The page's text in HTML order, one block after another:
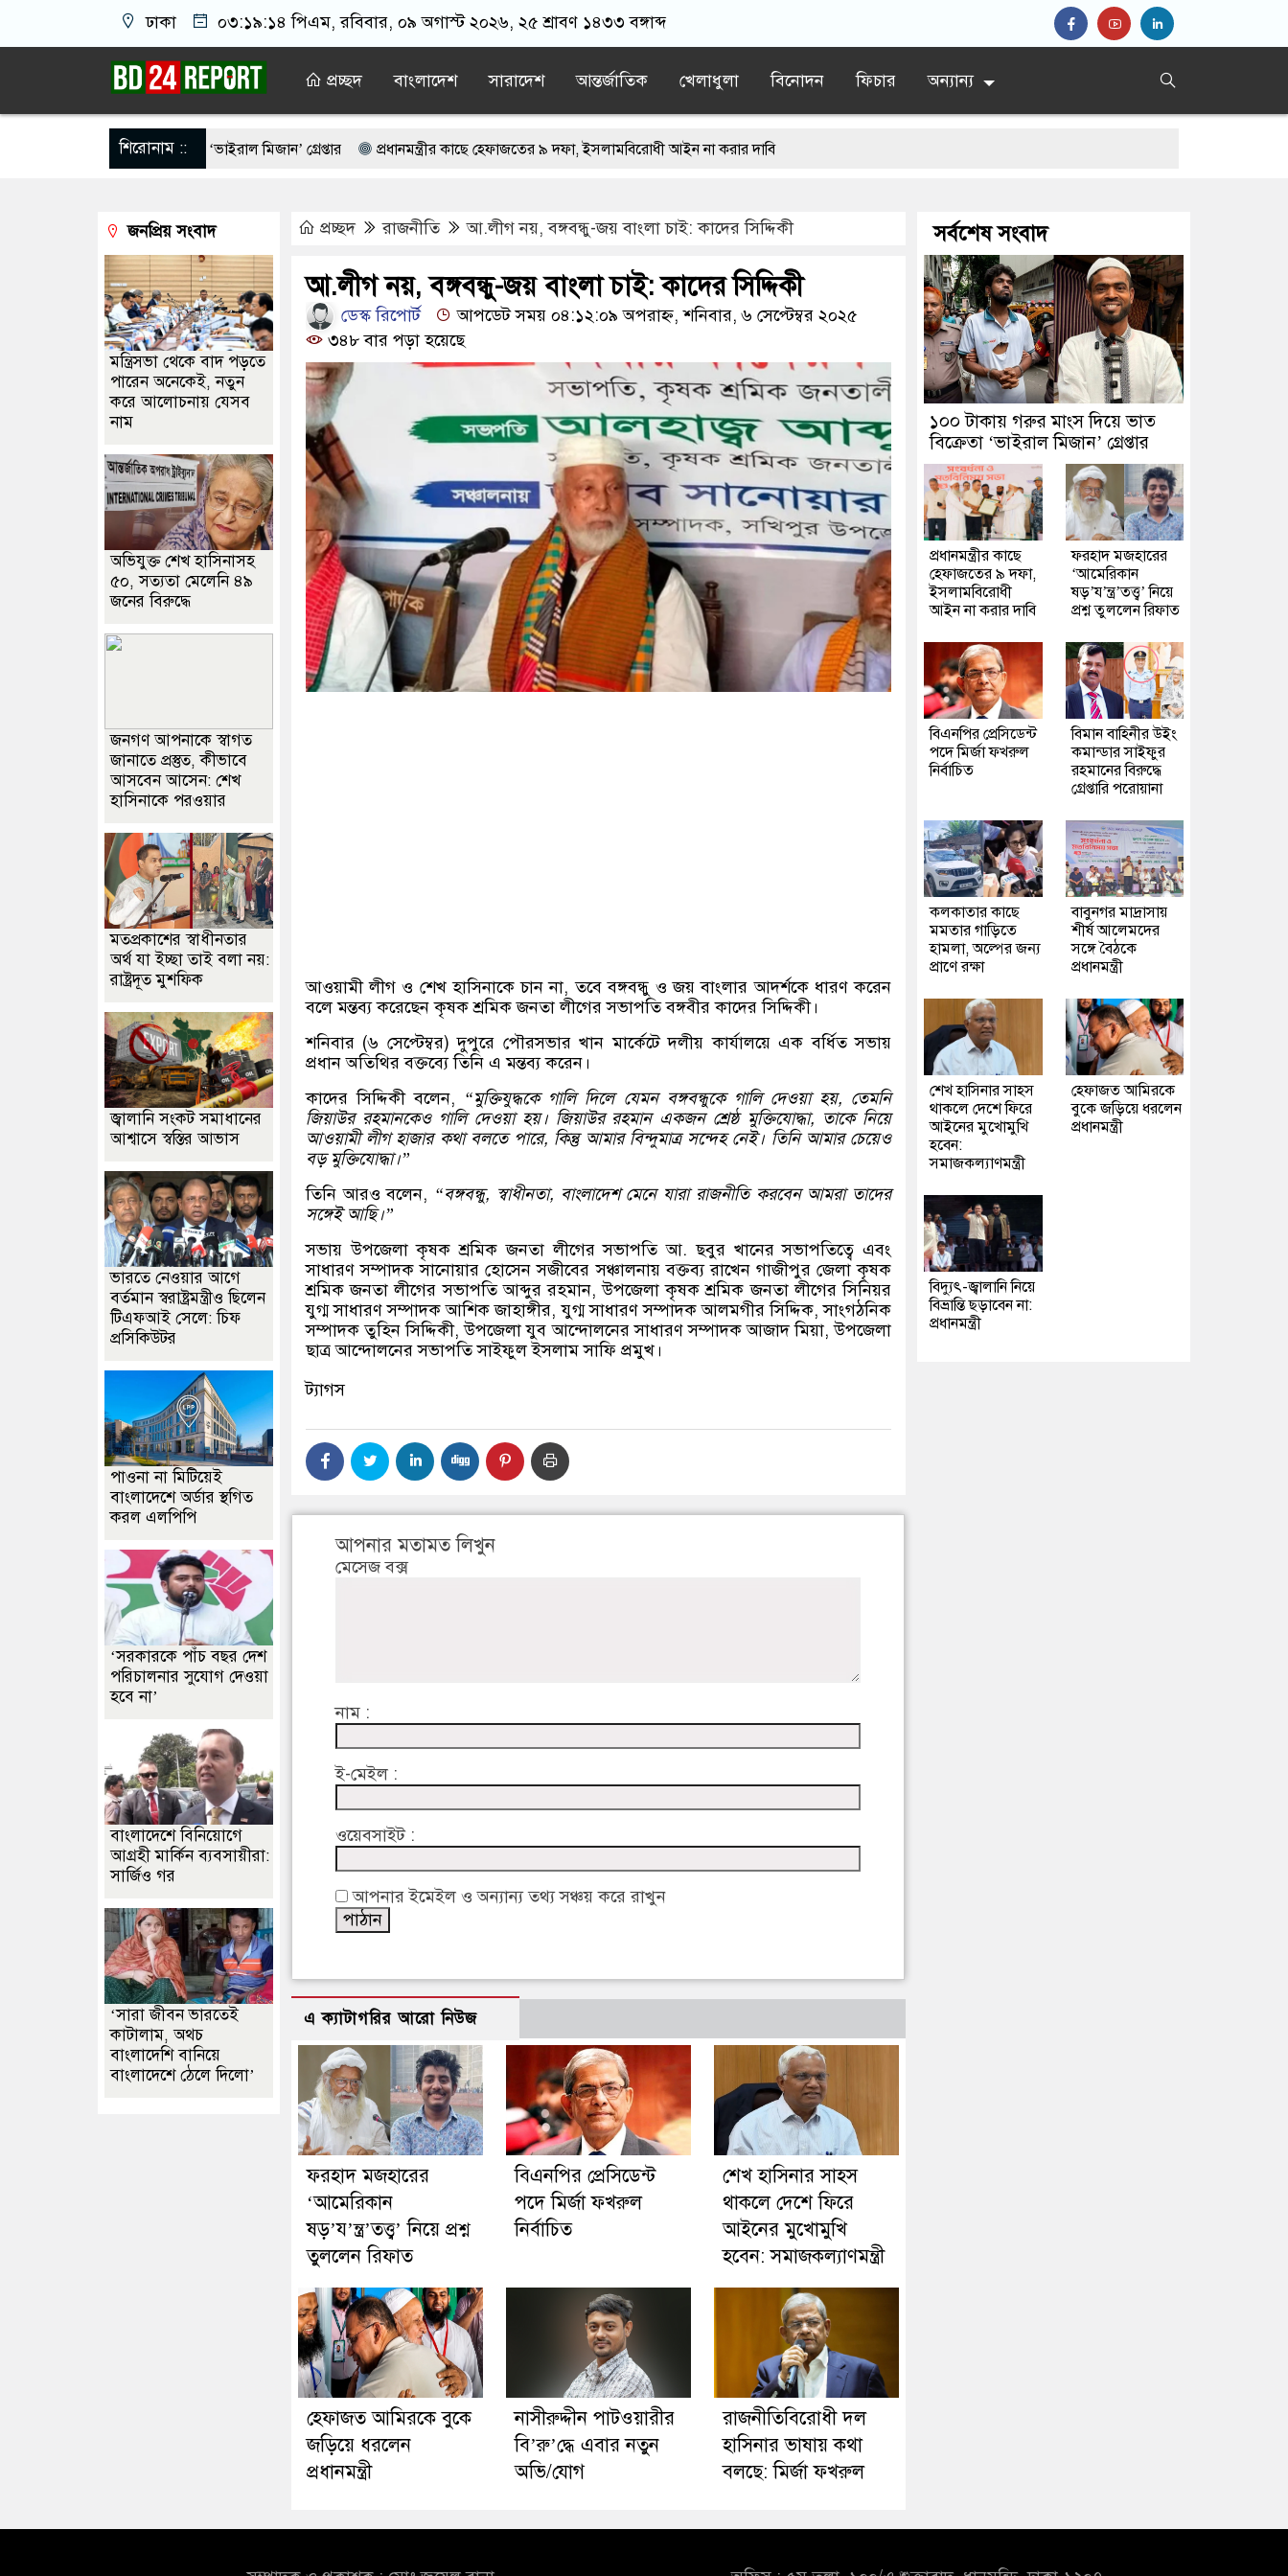
ঢাকা ০৩:১৯:১৫ পিএম, রবিবার, ০৯ অগাস্ট ২০২৬, ২৫ শ্রাবণ ১৪৩৩ বঙ্গাব্দ
প্রচ্ছদ বাংলাদেশ সারাদেশ আন্তর্জাতিক খেলাধুলা বিনোদন ফিচার অন্যান্য
শিরোনাম ::
দিয়ে ভাত বিক্রেতা ‘ভাইরাল মিজান’ গ্রেপ্তার প্রধানমন্ত্রীর কাছে হেফাজতের ৯ দফা, ইসলামবিরোধী আইন না করার দাবি
সাইফুর রহমানের বিরুদ্ধে গ্রেপ্তারি পরোয়ানা কলকাতার কাছে মমতার গাড়িতে হামলা, অল্পের জন্য প্রাণে রক্ষা
আলেমদের সঙ্গে বৈঠকে প্রধানমন্ত্রী শেখ হাসিনার সাহস থাকলে দেশে ফিরে আইনের মুখোমুখি হবেন: সমাজকল্যাণমন্ত্রী
জড়িয়ে ধরলেন প্রধানমন্ত্রী বিদ্যুৎ-জ্বালানি নিয়ে বিভ্রান্তি ছড়াবেন না: প্রধানমন্ত্রী
প্রচ্ছদ রাজনীতি আ.লীগ নয়, বঙ্গবন্ধু-জয় বাংলা চাই: কাদের সিদ্দিকী
আ.লীগ নয়, বঙ্গবন্ধু-জয় বাংলা চাই: কাদের সিদ্দিকী
ডেস্ক রিপোর্ট
আপডেট সময় ০৪:১২:০৯ অপরাহ্ন, শনিবার, ৬ সেপ্টেম্বর ২০২৫
৩৪৮ বার পড়া হয়েছে
আওয়ামী লীগ ও শেখ হাসিনাকে চান না, তবে বঙ্গবন্ধু ও জয় বাংলার আদর্শকে ধারণ করেন
বলে মন্তব্য করেছেন কৃষক শ্রমিক জনতা লীগের সভাপতি বঙ্গবীর কাদের সিদ্দিকী।
শনিবার (৬ সেপ্টেম্বর) দুপুরে পৌরসভার খান মার্কেটে দলীয় কার্যালয়ে এক বর্ধিত সভায়
প্রধান অতিথির বক্তব্যে তিনি এ মন্তব্য করেন।
কাদের সিদ্দিকী বলেন, “মুক্তিযুদ্ধকে গালি দিলে যেমন বঙ্গবন্ধুকে গালি দেওয়া হয়, তেমনি
জিয়াউর রহমানকেও গালি দেওয়া হয়। জিয়াউর রহমান একজন শ্রেষ্ঠ মুক্তিযোদ্ধা, তাকে নিয়ে
আওয়ামী লীগ হাজার কথা বলতে পারে, কিন্তু আমার বিন্দুমাত্র সন্দেহ নেই। তিনি আমার চেয়েও
বড় মুক্তিযোদ্ধা।”
তিনি আরও বলেন, “বঙ্গবন্ধু, স্বাধীনতা, বাংলাদেশ মেনে যারা রাজনীতি করবেন আমরা তাদের
সঙ্গেই আছি।”
সভায় উপজেলা কৃষক শ্রমিক জনতা লীগের সভাপতি আ. ছবুর খানের সভাপতিত্বে এবং
সাধারণ সম্পাদক সানোয়ার হোসেন সজীবের সঞ্চালনায় বক্তব্য রাখেন গাজীপুর জেলা কৃষক
শ্রমিক জনতা লীগের সভাপতি আব্দুর রহমান, উপজেলা কৃষক শ্রমিক জনতা লীগের সিনিয়র
যুগ্ম সাধারণ সম্পাদক আশিক জাহাঙ্গীর, যুগ্ম সাধারণ সম্পাদক আলমগীর সিদ্দিক, সাংগঠনিক
সম্পাদক তুহিন সিদ্দিকী, উপজেলা যুব আন্দোলনের সাধারণ সম্পাদক আজাদ মিয়া, উপজেলা
ছাত্র আন্দোলনের সভাপতি সাইফুল ইসলাম সাফি প্রমুখ।
ট্যাগস
আপনার মতামত লিখুন
মেসেজ বক্স
নাম :
ই-মেইল :
ওয়েবসাইট :
আপনার ইমেইল ও অন্যান্য তথ্য সঞ্চয় করে রাখুন
এ ক্যাটাগরির আরো নিউজ
ফরহাদ মজহারের
‘আমেরিকান
ষড়’য’ন্ত্র’তত্ত্ব’ নিয়ে প্রশ্ন
তুললেন রিফাত
বিএনপির প্রেসিডেন্ট
পদে মির্জা ফখরুল
নির্বাচিত
শেখ হাসিনার সাহস
থাকলে দেশে ফিরে
আইনের মুখোমুখি
হবেন: সমাজকল্যাণমন্ত্রী
হেফাজত আমিরকে বুকে
জড়িয়ে ধরলেন
প্রধানমন্ত্রী
নাসীরুদ্দীন পাটওয়ারীর
বি’রু’দ্ধে এবার নতুন
অভি/যোগ
রাজনীতিবিরোধী দল
হাসিনার ভাষায় কথা
বলছে: মির্জা ফখরুল
জনপ্রিয় সংবাদ
মন্ত্রিসভা থেকে বাদ পড়তে
পারেন অনেকেই, নতুন
করে আলোচনায় যেসব
নাম
অভিযুক্ত শেখ হাসিনাসহ
৫০, সত্যতা মেলেনি ৪৯
জনের বিরুদ্ধে
জনগণ আপনাকে স্বাগত
জানাতে প্রস্তুত, কীভাবে
আসবেন আসেন: শেখ
হাসিনাকে পরওয়ার
মতপ্রকাশের স্বাধীনতার
অর্থ যা ইচ্ছা তাই বলা নয়:
রাষ্ট্রদূত মুশফিক
জ্বালানি সংকট সমাধানের
আশ্বাসে স্বস্তির আভাস
ভারতে নেওয়ার আগে
বর্তমান স্বরাষ্ট্রমন্ত্রীও ছিলেন
টিএফআই সেলে: চিফ
প্রসিকিউটর
পাওনা না মিটিয়েই
বাংলাদেশে অর্ডার স্থগিত
করল এলপিপি
‘সরকারকে পাঁচ বছর দেশ
পরিচালনার সুযোগ দেওয়া
হবে না’
বাংলাদেশে বিনিয়োগে
আগ্রহী মার্কিন ব্যবসায়ীরা:
সার্জিও গর
‘সারা জীবন ভারতেই
কাটালাম, অথচ
বাংলাদেশি বানিয়ে
বাংলাদেশে ঠেলে দিলো’
সর্বশেষ সংবাদ
১০০ টাকায় গরুর মাংস দিয়ে ভাত
বিক্রেতা ‘ভাইরাল মিজান’ গ্রেপ্তার
প্রধানমন্ত্রীর কাছে
হেফাজতের ৯ দফা,
ইসলামবিরোধী
আইন না করার দাবি
ফরহাদ মজহারের
‘আমেরিকান
ষড়’য’ন্ত্র’তত্ত্ব’ নিয়ে
প্রশ্ন তুললেন রিফাত
বিএনপির প্রেসিডেন্ট
পদে মির্জা ফখরুল
নির্বাচিত
বিমান বাহিনীর উইং
কমান্ডার সাইফুর
রহমানের বিরুদ্ধে
গ্রেপ্তারি পরোয়ানা
কলকাতার কাছে
মমতার গাড়িতে
হামলা, অল্পের জন্য
প্রাণে রক্ষা
বাবুনগর মাদ্রাসায়
শীর্ষ আলেমদের
সঙ্গে বৈঠকে
প্রধানমন্ত্রী
শেখ হাসিনার সাহস
থাকলে দেশে ফিরে
আইনের মুখোমুখি
হবেন:
সমাজকল্যাণমন্ত্রী
হেফাজত আমিরকে
বুকে জড়িয়ে ধরলেন
প্রধানমন্ত্রী
বিদ্যুৎ-জ্বালানি নিয়ে
বিভ্রান্তি ছড়াবেন না:
প্রধানমন্ত্রী